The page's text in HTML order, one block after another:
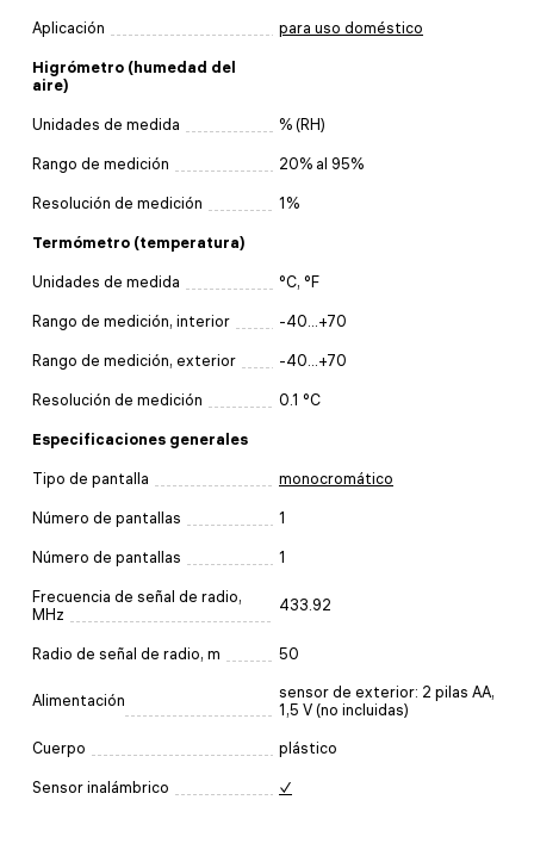
Aplicación para uso doméstico
Higrómetro (humedad del
aire)
Unidades de medida % (RH)
Rango de medición 20% al 95%
Resolución de medición 1%
Termómetro (temperatura)
Unidades de medida °C, °F
Rango de medición, interior -40...+70
Rango de medición, exterior -40...+70
Resolución de medición 0.1 °C
Especificaciones generales
Tipo de pantalla monocromático
Número de pantallas 1
Número de pantallas 1
Frecuencia de señal de radio,
MHz
433.92
Radio de señal de radio, m 50
Alimentación
sensor de exterior: 2 pilas AA,
1,5 V (no incluidas)
Cuerpo plástico
Sensor inalámbrico ✓